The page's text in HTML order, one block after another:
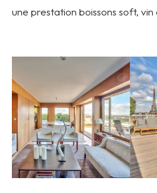
une prestation boissons soft,